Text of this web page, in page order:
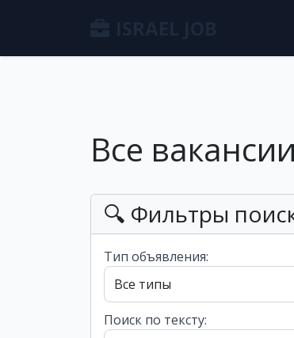
Все
🔍 Фильтры
Тип объявления:
Поиск по тексту: